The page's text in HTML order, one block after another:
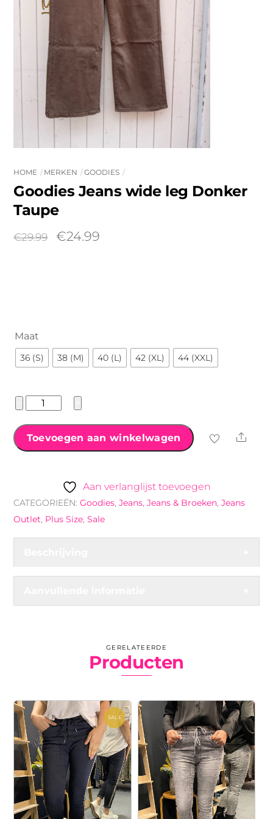
HOME MERKEN GOODIES
Goodies Jeans wide leg Donker
Taupe
€29.99
Oorspronkelijke
€24.99Huidige
Maat
36 (S) 38 (M) 40 (L) 42 (XL) 44 (XXL)
Goodies
wide
leg
aantal
Toevoegen aan winkelwagen Share
Aan verlanglijst toevoegen
CATEGORIEËN:Goodies,Jeans,Jeans & Broeken,Jeans
Outlet, Plus Size,Sale
GERELATEERDE
Producten
SALE